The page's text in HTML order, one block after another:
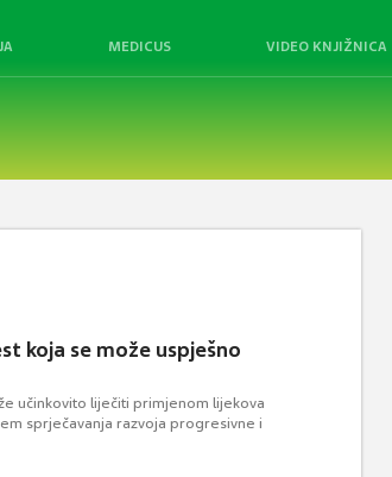
MEDICUS VIDEO KNJIŽNICA
koja se može uspješno
učinkovito liječiti primjenom lijekova
sprječavanja razvoja progresivne i